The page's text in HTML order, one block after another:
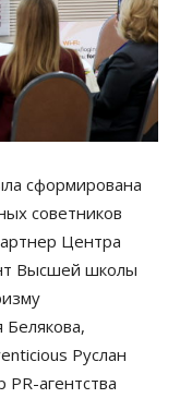
сформирована
советников
Центра
Высшей школы
Руслан
агентства